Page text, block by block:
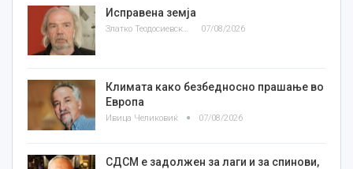
Исправена земја
07/08/2026
Климата како безбедносно прашање во
Европа
Ивица Челиковиќ 07/08/2026
СДСМ е задолжен за лаги и за спинови,